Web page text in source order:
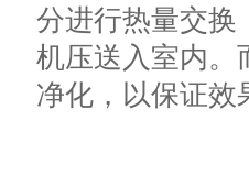
分进行热量交换
机压送入室内。
净化，以保证效